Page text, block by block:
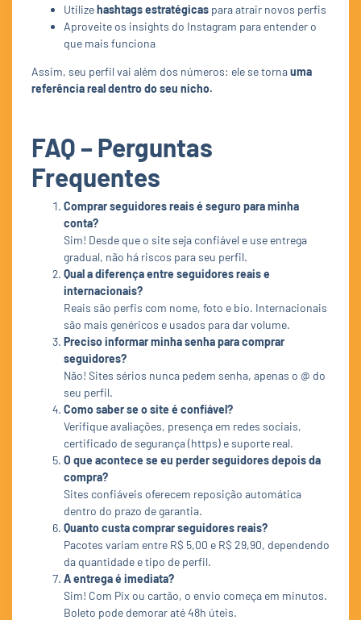
Utilizehashtags estratégicas para atrair novos perfis
Aproveite os insights do Instagram para entender o
que mais funciona
Assim, seu perfil vai além dos números: ele se tornauma
referência real dentro do seu nicho.
FAQ – Perguntas
Frequentes
Comprar seguidores reais é seguro para minha
conta?
Sim! Desde que o site seja confiável e use entrega
gradual, não há riscos para seu perfil.
Qual a diferença entre seguidores reais e
internacionais?
Reais são perfis com nome, foto e bio. Internacionais
são mais genéricos e usados para dar volume.
Preciso informar minha senha para comprar
seguidores?
Não! Sites sérios nunca pedem senha, apenas o @ do
seu perfil.
Como saber se o site é confiável?
Verifique avaliações, presença em redes sociais,
certificado de segurança (https) e suporte real.
O que acontece se eu perder seguidores depois da
compra?
Sites confiáveis oferecem reposição automática
dentro do prazo de garantia.
Quanto custa comprar seguidores reais?
Pacotes variam entre R$ 5,00 e R$ 29,90, dependendo
da quantidade e tipo de perfil.
A entrega é imediata?
Sim! Com Pix ou cartão, o envio começa em minutos.
Boleto pode demorar até 48h úteis.